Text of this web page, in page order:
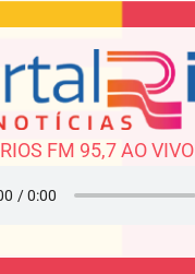
RIOS FM 95,7 AO VIVO